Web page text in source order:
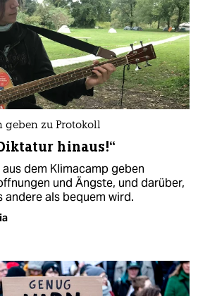
geben zu Protokoll
hinaus!“
dem Klimacamp geben
und Ängste, und darüber,
andere als bequem wird.